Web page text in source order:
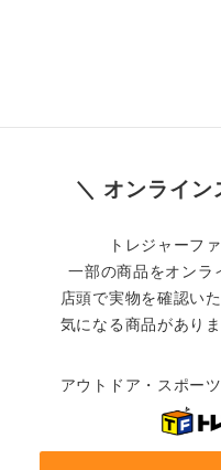
＼ オンライン
トレジャーフ
一部の商品をオンラ
店頭で実物を確認い
気になる商品があり
アウトドア・スポー